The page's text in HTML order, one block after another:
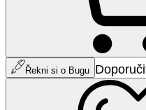
Řekni si o Bugu